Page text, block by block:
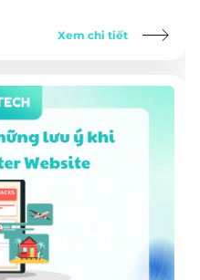
Xem chi tiết